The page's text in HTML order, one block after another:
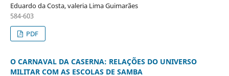
Eduardo da Costa, valeria Lima Guimarães
584-603
PDF
O CARNAVAL DA CASERNA: RELAÇÕES DO UNIVERSO
MILITAR COM AS ESCOLAS DE SAMBA